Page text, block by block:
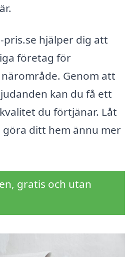
pris.se hjälper dig att
företag för
Genom att
kan du få ett
du förtjänar. Låt
göra ditt hem ännu mer
gratis och utan